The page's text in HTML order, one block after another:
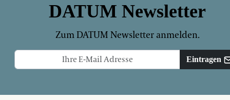
DATUM Newsletter
Zum DATUM Newsletter anmelden.
Eintragen